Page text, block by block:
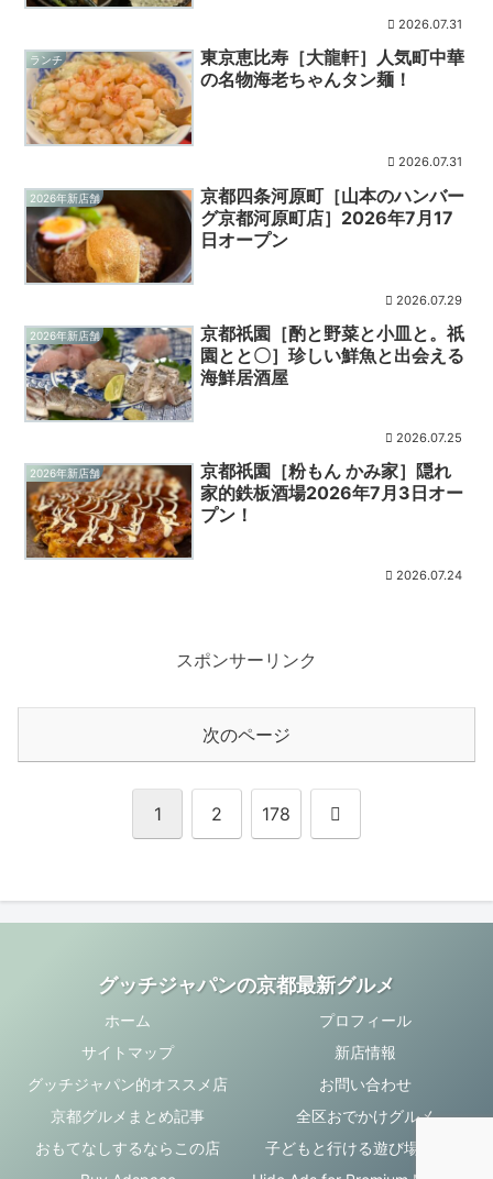
2026.07.31
ランチ
東京恵比寿［大龍軒］人気町中華
の名物海老ちゃんタン麺！
2026.07.31
2026年新店舗
京都四条河原町［山本のハンバー
グ京都河原町店］2026年7月17
日オープン
2026.07.29
2026年新店舗
京都祇園［酌と野菜と小皿と。祇
園とと〇］珍しい鮮魚と出会える
海鮮居酒屋
2026.07.25
2026年新店舗
京都祇園［粉もん かみ家］隠れ
家的鉄板酒場2026年7月3日オー
プン！
2026.07.24
スポンサーリンク
次のページ
1 2 178 次
グッチジャパンの京都最新グルメ
ホーム
プロフィール
サイトマップ
新店情報
グッチジャパン的オススメ店
お問い合わせ
京都グルメまとめ記事
全区おでかけグルメ
おもてなしするならこの店
子どもと行ける遊び場・お店